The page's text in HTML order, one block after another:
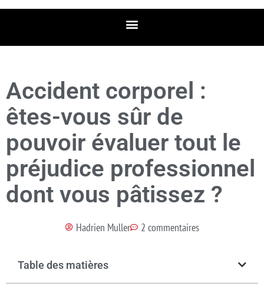
Accident corporel :
êtes-vous sûr de
pouvoir évaluer tout le
préjudice professionnel
dont vous pâtissez ?
Hadrien Muller 2 commentaires
Table des matières